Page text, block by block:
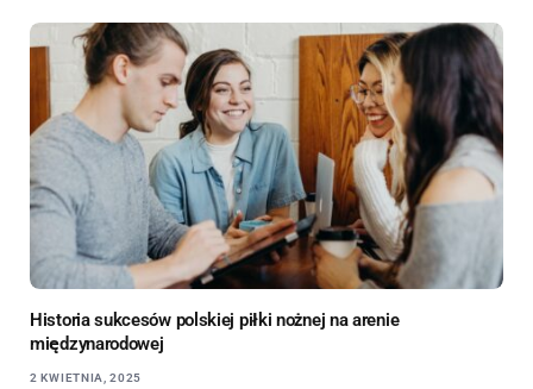
Historia sukcesów polskiej piłki nożnej na arenie
międzynarodowej
2 KWIETNIA, 2025